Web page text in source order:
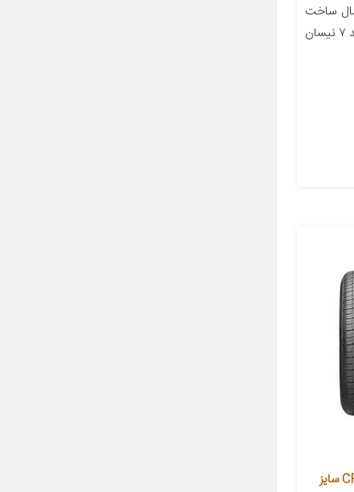
ساخت
۲۰۲۰ مناسب برای خودرو جیلی امگرند ۷ نیسان
لاستیک خودرو جی پلنت مدل CP672 سایز